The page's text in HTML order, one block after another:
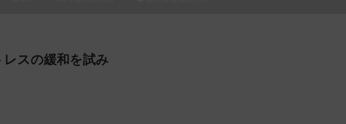
レスの緩和を試み